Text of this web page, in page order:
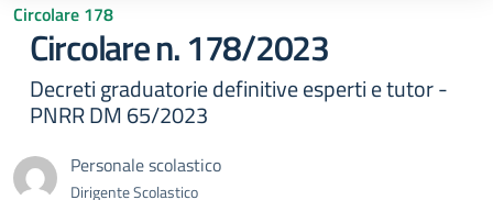
Circolare 178
Circolare n. 178/2023
Decreti graduatorie definitive esperti e tutor -
PNRR DM 65/2023
Personale scolastico
Dirigente Scolastico